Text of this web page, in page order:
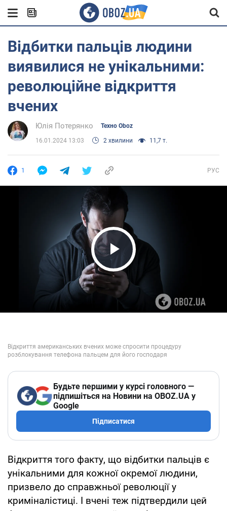
Відбитки пальців людини
виявилися не унікальними:
революційне відкриття
вчених
Юлія Потерянко Техно Oboz
16.01.2024 13:03 2 хвилини 11,7 т.
1 РУС
Play Video
Будьте першими у курсі головного —
підпишіться на Новини на OBOZ.UA у
Google
Підписатися
Відкриття того факту, що відбитки пальців є
унікальними для кожної окремої людини,
призвело до справжньої революції у
криміналістиці. І вчені теж підтвердили цей